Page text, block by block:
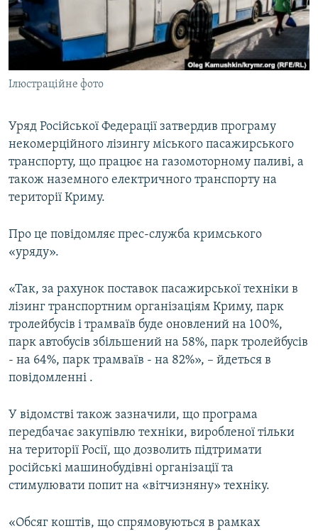
ВІДЕОУРОКИ «ELIFBE»
СВІДЧЕННЯ ОКУПАЦІЇ
УКРАЇНСЬКА ПРОБЛЕМА КРИМУ
ІНФОГРАФІКА
Русский
Qırımtatar
ДОЛУЧАЙСЯ!
Усі сайти RFE/RL
Ілюстраційне фото
Уряд Російської Федерації затвердив програму
некомерційного лізингу міського пасажирського
транспорту, що працює на газомоторному паливі, а
також наземного електричного транспорту на
території Криму.
Про це повідомляє прес-служба кримського
«уряду».
«Так, за рахунок поставок пасажирської техніки в
лізинг транспортним організаціям Криму, парк
тролейбусів і трамваїв буде оновлений на 100%,
парк автобусів збільшений на 58%, парк тролейбусів
- на 64%, парк трамваїв - на 82%», – йдеться в
повідомленні .
У відомстві також зазначили, що програма
передбачає закупівлю техніки, виробленої тільки
на території Росії, що дозволить підтримати
російські машинобудівні організації та
стимулювати попит на «вітчизняну» техніку.
«Обсяг коштів, що спрямовуються в рамках